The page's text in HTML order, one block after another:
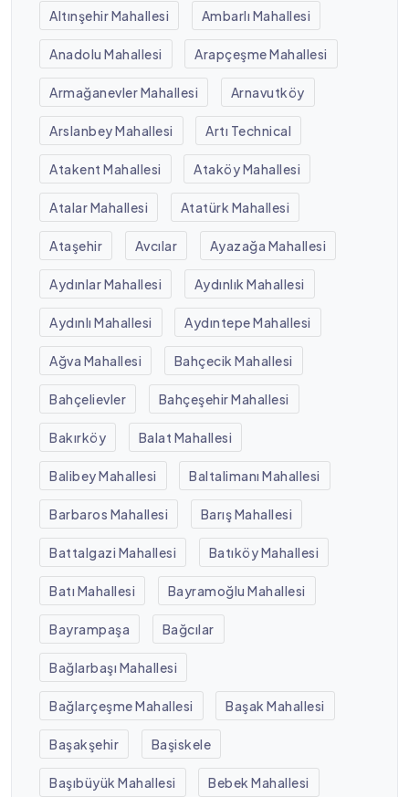
Altınşehir Mahallesi Ambarlı Mahallesi
Anadolu Mahallesi Arapçeşme Mahallesi
Armağanevler Mahallesi Arnavutköy
Arslanbey Mahallesi Artı Technical
Atakent Mahallesi Ataköy Mahallesi
Atalar Mahallesi Atatürk Mahallesi
Ataşehir Avcılar Ayazağa Mahallesi
Aydınlar Mahallesi Aydınlık Mahallesi
Aydınlı Mahallesi Aydıntepe Mahallesi
Ağva Mahallesi Bahçecik Mahallesi
Bahçelievler Bahçeşehir Mahallesi
Bakırköy Balat Mahallesi
Balibey Mahallesi Baltalimanı Mahallesi
Barbaros Mahallesi Barış Mahallesi
Battalgazi Mahallesi Batıköy Mahallesi
Batı Mahallesi Bayramoğlu Mahallesi
Bayrampaşa Bağcılar
Bağlarbaşı Mahallesi
Bağlarçeşme Mahallesi Başak Mahallesi
Başakşehir Başiskele
Başıbüyük Mahallesi Bebek Mahallesi